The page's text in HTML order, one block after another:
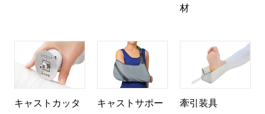
材
キャストカッタ
キャストサポー
牽引装具